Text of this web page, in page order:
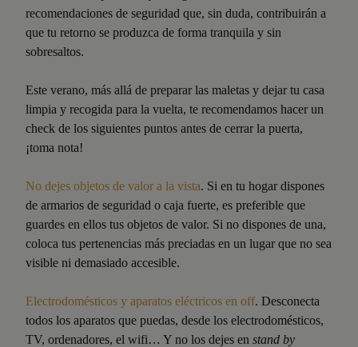
recomendaciones de seguridad que, sin duda, contribuirán a
que tu retorno se produzca de forma tranquila y sin
sobresaltos.
Este verano, más allá de preparar las maletas y dejar tu casa
limpia y recogida para la vuelta, te recomendamos hacer un
check de los siguientes puntos antes de cerrar la puerta,
¡toma nota!
No dejes objetos de valor a la vista. Si en tu hogar dispones
de armarios de seguridad o caja fuerte, es preferible que
guardes en ellos tus objetos de valor. Si no dispones de una,
coloca tus pertenencias más preciadas en un lugar que no sea
visible ni demasiado accesible.
Electrodomésticos y aparatos eléctricos en off. Desconecta
todos los aparatos que puedas, desde los electrodomésticos,
TV, ordenadores, el wifi… Y no los dejes en stand by